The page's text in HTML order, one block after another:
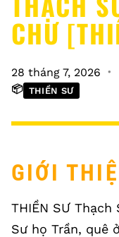
CHƯ
28 tháng 7, 2026
📦 THIỀN SƯ
GIỚI
THIỀN SƯ
Sư họ Trần, quê